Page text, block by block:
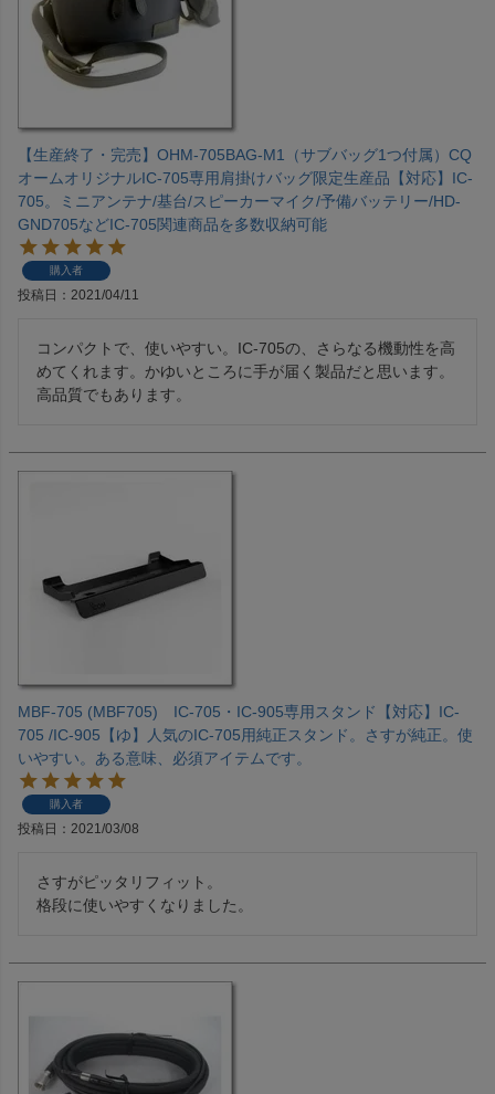
【生産終了・完売】OHM-705BAG-M1（サブバッグ1つ付属）CQ
オームオリジナルIC-705専用肩掛けバッグ限定生産品【対応】IC-
705。ミニアンテナ/基台/スピーカーマイク/予備バッテリー/HD-
GND705などIC-705関連商品を多数収納可能
購入者
投稿日 2021/04/11
コンパクトで、使いやすい。IC-705の、さらなる機動性を高
めてくれます。かゆいところに手が届く製品だと思います。
高品質でもあります。
MBF-705 (MBF705) IC-705・IC-905専用スタンド【対応】IC-
705 /IC-905【ゆ】人気のIC-705用純正スタンド。さすが純正。使
いやすい。ある意味、必須アイテムです。
購入者
投稿日 2021/03/08
さすがピッタリフィット。
格段に使いやすくなりました。